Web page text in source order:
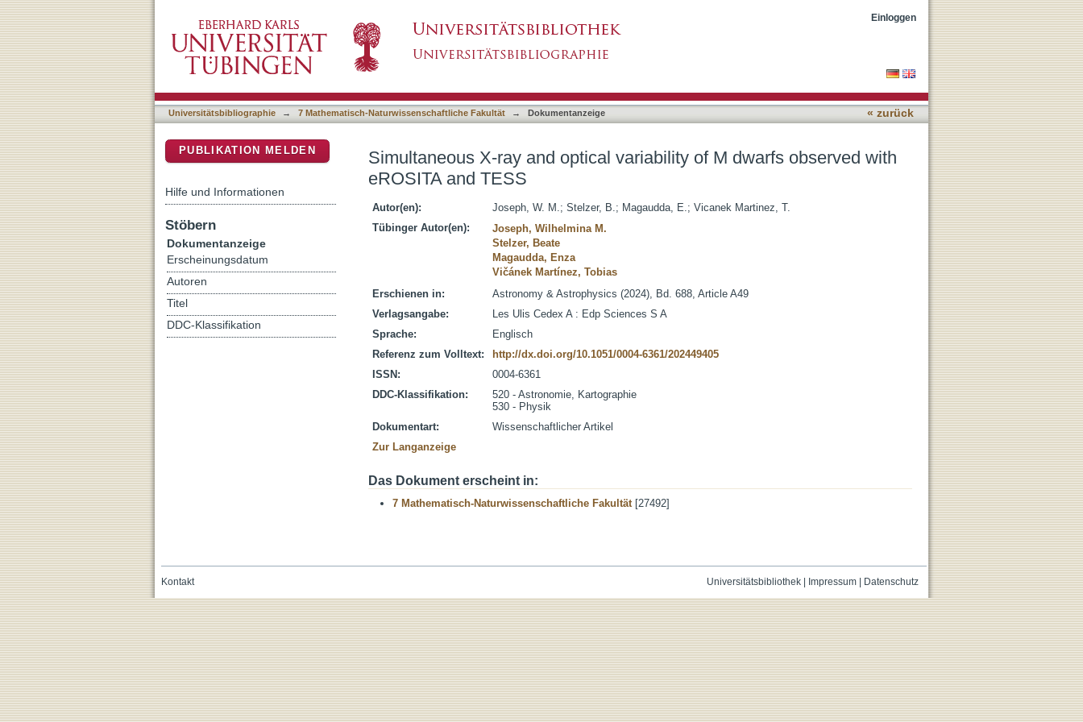
Einloggen
Universitätsbibliographie → 7 Mathematisch-Naturwissenschaftliche Fakultät → Dokumentanzeige « zurück
Simultaneous X-ray and optical variability of M dwarfs observed with
eROSITA and TESS
Autor(en): Joseph, W. M.; Stelzer, B.; Magaudda, E.; Vicanek Martinez, T.
Tübinger Autor(en):
Joseph, Wilhelmina M.
Stelzer, Beate
Magaudda, Enza
Vičánek Martínez, Tobias
Erschienen in:
Astronomy & Astrophysics (2024), Bd. 688, Article A49
Verlagsangabe:
Les Ulis Cedex A : Edp Sciences S A
Sprache:
Englisch
Referenz zum Volltext:
http://dx.doi.org/10.1051/0004-6361/202449405
ISSN:
0004-6361
DDC-Klassifikation:
520 - Astronomie, Kartographie
530 - Physik
Dokumentart:
Wissenschaftlicher Artikel
Zur Langanzeige
Das Dokument erscheint in:
7 Mathematisch-Naturwissenschaftliche Fakultät[27492]
PUBLIKATION MELDEN
Hilfe und Informationen
Stöbern
Dokumentanzeige
Erscheinungsdatum
Autoren
Titel
DDC-Klassifikation
Universitätsbibliothek| Impressum| Datenschutz
Kontakt